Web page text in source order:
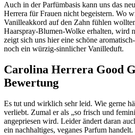
Auch in der Parfümbasis kann uns das
Herrera für Frauen nicht begeistern. Wo
Vanilleakkord auf den Zahn fühlen
Haarspray-Blumen-Wolke erhalten, wird
zeigt sich uns hier eine schöne
noch ein würzig-sinnlicher Vanilleduft.
Carolina Herrera Good
Bewertung
Es tut und wirklich sehr leid. Wie gerne
verliebt. Zumal er als „so frisch und
angepriesen wird. Leider ändert daran
ein nachhaltiges, veganes Parfum handelt.